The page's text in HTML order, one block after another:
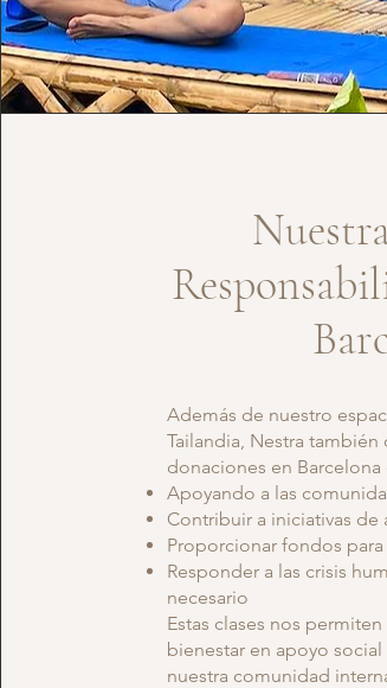
Además de nuestro
Tailandia, Nestra también
donaciones en Barcelona
Apoyando a las
Contribuir a iniciativas de
Proporcionar fondos
Responder a las crisis
necesario
Estas clases nos
bienestar en apoyo
nuestra comunidad